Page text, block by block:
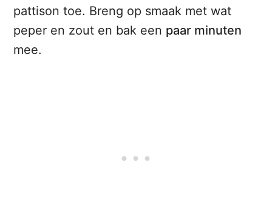
pattison toe. Breng op smaak met wat
peper en zout en bak een paar minuten
mee.